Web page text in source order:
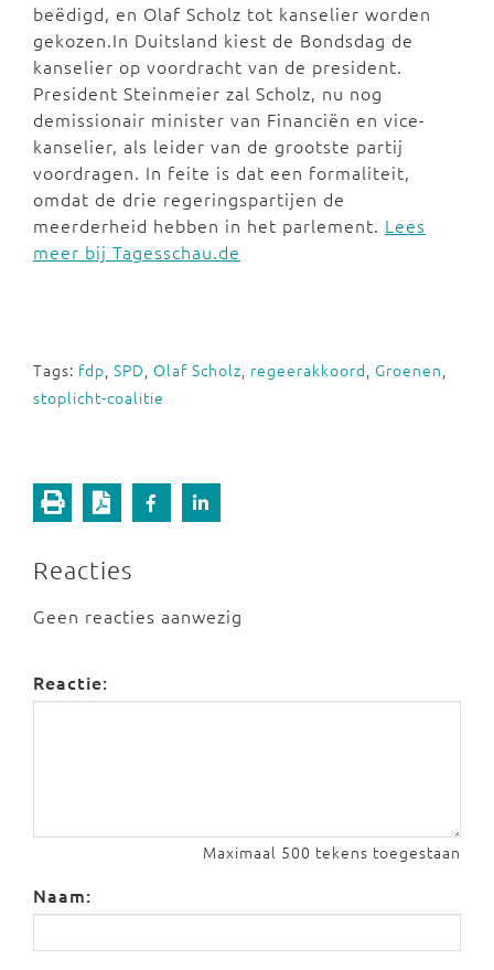
beëdigd, en Olaf Scholz tot kanselier worden
gekozen.In Duitsland kiest de Bondsdag de
kanselier op voordracht van de president.
President Steinmeier zal Scholz, nu nog
demissionair minister van Financiën en vice-
kanselier, als leider van de grootste partij
voordragen. In feite is dat een formaliteit,
omdat de drie regeringspartijen de
meerderheid hebben in het parlement. Lees
meer bij Tagesschau.de
Tags: fdp, SPD, Olaf Scholz, regeerakkoord, Groenen,
stoplicht-coalitie
Reacties
Geen reacties aanwezig
Reactie:
Maximaal 500 tekens toegestaan
Naam: